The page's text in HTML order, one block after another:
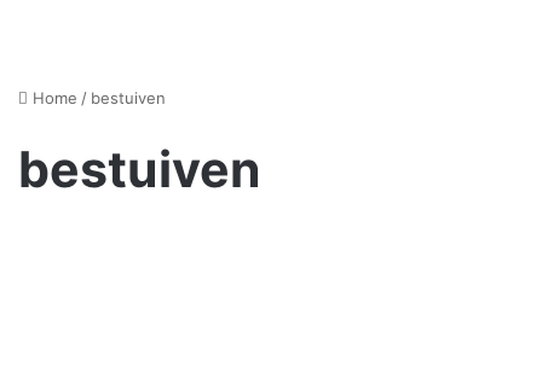
Home / bestuiven
bestuiven